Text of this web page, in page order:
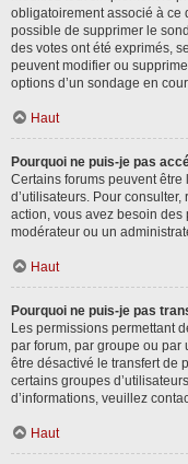
obligatoirement associé à ce
possible de supprimer le
des votes ont été exprimés,
peuvent modifier ou
options d’un sondage en
Haut
Pourquoi ne puis-je pas
Certains forums peuvent
d’utilisateurs. Pour
action, vous avez besoin
modérateur ou un
Haut
Pourquoi ne puis-je pas
Les permissions permettant
par forum, par groupe ou par
être désactivé le transfert de
certains groupes
d’informations, veuillez
Haut